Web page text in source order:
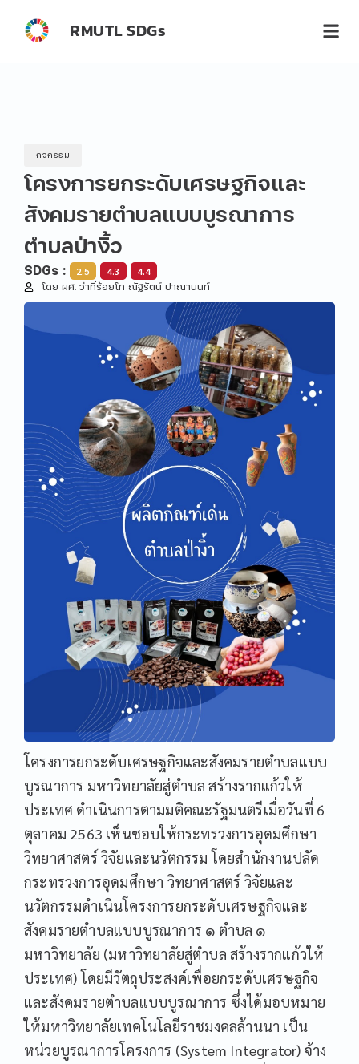
RMUTL SDGs
กิจกรรม
โครงการยกระดับเศรษฐกิจและ
สังคมรายตำบลแบบบูรณาการ
ตำบลป่างิ้ว
SDGs : 2.5 4.3 4.4
โดย ผศ. ว่าที่ร้อยโท ณัฐรัตน์ ปาณานนท์
โครงการยกระดับเศรษฐกิจและสังคมรายตำบลแบบ
บูรณาการ มหาวิทยาลัยสู่ตำบล สร้างรากแก้วให้
ประเทศ ดำเนินการตามมติคณะรัฐมนตรีเมื่อวันที่ 6
ตุลาคม 2563 เห็นชอบให้กระทรวงการอุดมศึกษา
วิทยาศาสตร์ วิจัยและนวัตกรรม โดยสำนักงานปลัด
กระทรวงการอุดมศึกษา วิทยาศาสตร์ วิจัยและ
นวัตกรรมดำเนินโครงการยกระดับเศรษฐกิจและ
สังคมรายตำบลแบบบูรณาการ ๑ ตำบล ๑
มหาวิทยาลัย (มหาวิทยาลัยสู่ตำบล สร้างรากแก้วให้
ประเทศ) โดยมีวัตถุประสงค์เพื่อยกระดับเศรษฐกิจ
และสังคมรายตำบลแบบบูรณาการ ซึ่งได้มอบหมาย
ให้มหาวิทยาลัยเทคโนโลยีราชมงคลล้านนา เป็น
หน่วยบูรณาการโครงการ (System Integrator) จ้าง